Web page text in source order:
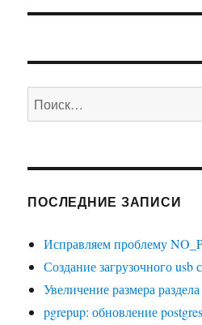
Искать:
ПОСЛЕДНИЕ ЗАПИСИ
Исправляем проблему
Создание загрузочного usb
Увеличение размера
pgrepup: обновление